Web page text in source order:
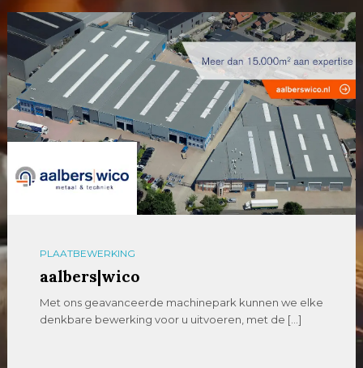
PLAATBEWERKING
aalbers|wico
Met ons geavanceerde machinepark kunnen we elke
denkbare bewerking voor u uitvoeren, met de […]